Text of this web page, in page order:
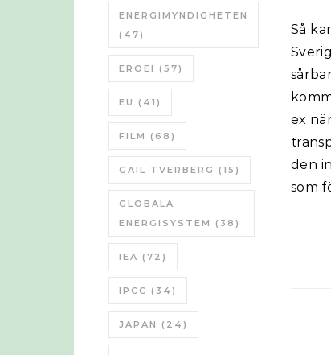
ENERGIMYNDIGHETEN
(47)
EROEI (57)
EU (41)
FILM (68)
GAIL TVERBERG (15)
GLOBALA
ENERGISYSTEM (38)
IEA (72)
IPCC (34)
JAPAN (24)
Så kan det bli, även om förutsättningarna ser lite olika ut för USA, EU resp
ex
den
som